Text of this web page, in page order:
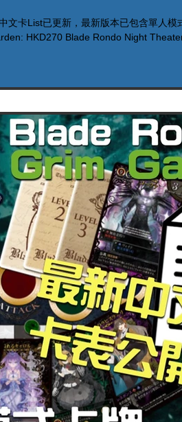
文卡List已更新，最新版本已包含單人模
HKD270 Blade Rondo Night